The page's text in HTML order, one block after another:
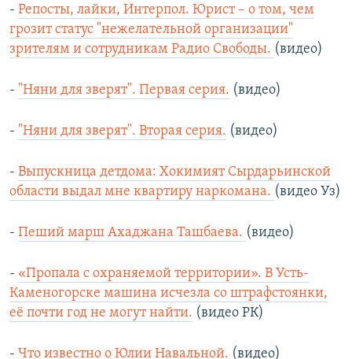
- Репосты, лайки, Интерпол. Юрист – о том, чем
грозит статус "нежелательной организации"
зрителям и сотрудникам Радио Свободы. (видео)
- "Няни для зверят". Первая серия. (видео)
- "Няни для зверят". Вторая серия. (видео)
- Выпускница детдома: Хокимият Сырдарьинской
области выдал мне квартиру наркомана. (видео Уз)
- Пеший марш Ахаджана Ташбаева. (видео)
- «Пропала с охраняемой территории». В Усть-
Каменогорске машина исчезла со штрафстоянки,
её почти год не могут найти. (видео РК)
- Что известно о Юлии Навальной. (видео)